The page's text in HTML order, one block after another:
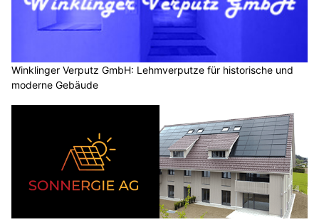
Winklinger Verputz GmbH: Lehmverputze für historische und
moderne Gebäude